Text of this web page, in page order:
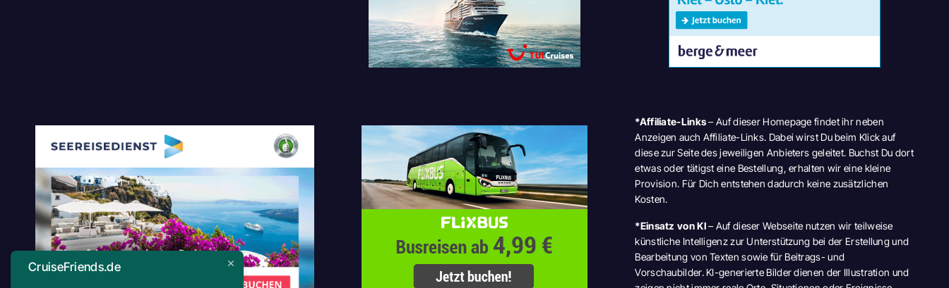
*Affiliate-Links– Auf dieser Homepage findet ihr neben
Anzeigen auch Affiliate-Links. Dabei wirst Du beim Klick auf
diese zur Seite des jeweiligen Anbieters geleitet. Buchst Du dort
etwas oder tätigst eine Bestellung, erhalten wir eine kleine
Provision. Für Dich entstehen dadurch keine zusätzlichen
Kosten.
*Einsatz von KI– Auf dieser Webseite nutzen wir teilweise
künstliche Intelligenz zur Unterstützung bei der Erstellung und
Bearbeitung von Texten sowie für Beitrags- und
Vorschaubilder. KI-generierte Bilder dienen der Illustration und
CruiseFriends.de